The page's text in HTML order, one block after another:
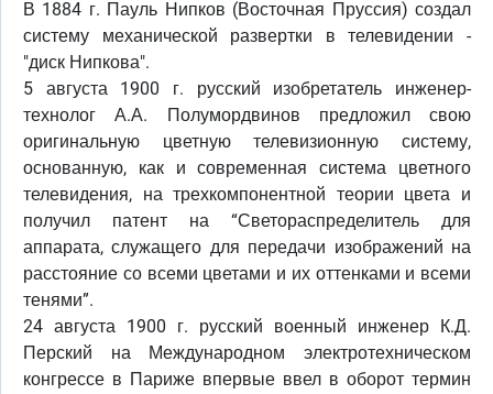
В 1884 г. Пауль Нипков (Восточная Пруссия) создал
систему механической развертки в телевидении -
"диск Нипкова".
5 августа 1900 г. русский изобретатель инженер-
технолог А.А. Полумордвинов предложил свою
оригинальную цветную телевизионную систему,
основанную, как и современная система цветного
телевидения, на трехкомпонентной теории цвета и
получил патент на “Светораспределитель для
аппарата, служащего для передачи изображений на
расстояние со всеми цветами и их оттенками и всеми
тенями”.
24 августа 1900 г. русский военный инженер К.Д.
Перский на Международном электротехническом
конгрессе в Париже впервые ввел в оборот термин